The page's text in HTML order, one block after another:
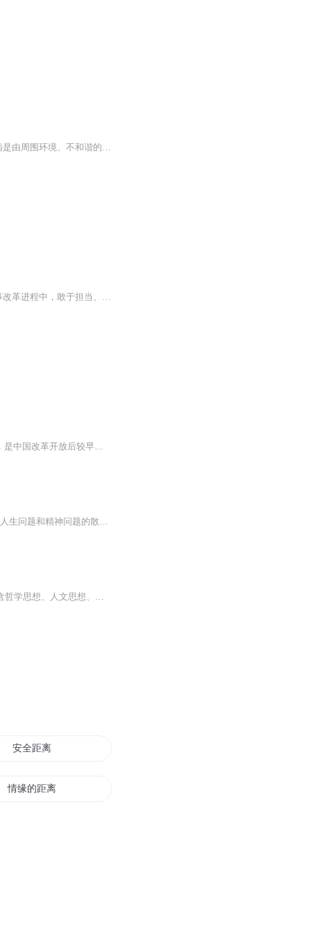
世界卫生组织对“健康”的定义包括身体健康、心理健康和和谐的人际关系。事实上，很多疾病是由周围环境、不和谐的人际关系和心理原因造成的。心身医学已经变得越来越重要。想要健康吗？从了解人性，了解人体出发吧~~ 德国霍夫曼医生，医学博士，资深全科...
小说以新型军人不为人知的成长过程为内容，生动讲述了以贺天高为代表的“四有”军人在军事改革进程中，敢于担当、勇于牺牲，积极破除军事训练积弊，带领官兵瞄准战场，最终在战区陆军组织的一场从未有过的实战演习中以少胜多，并成功粉碎了境外暴恐势力企...
周国平，（1945年7月25日－），中国学者、作家，现为中国社会科学院哲学研究所研究员，是中国改革开放后较早研究尼采的学者。但他成名则因为他的散文。中国社会科学院哲学研究所研究员。在尼采研究方面颇有建树。但他成名则因为他的散文。1945年生于上海，1967年毕业于北京大学哲学系，1981年毕业于中国社会科学院研究生院哲学系。着有学术专着《尼采：在世纪的转折点上》《尼采与形而上学》，散文集《守望的距离》《各自的朝圣路》《安静》《善良·丰富·高贵》《生命的品质》，纪实作品《妞妞：一个父亲的札记》《岁月与性情——我的心灵自传》《偶尔远行》《宝贝，宝贝》，随感集《人与永恒》《风中的纸屑》《内在的从容》《把心安顿好》，诗集《忧伤的情欲》等。
《守望的距离》出自于当代著名哲学家，学者，作家，周国平。 这是一本关于作者所思考的人生问题和精神问题的散文集，这是一本对生活充满热爱的散文集，这是许多人的哲学启蒙……
《守望的距离》是周国平1983年至1995年4月所写散文的结集，收入了散文十四辑，内容包含哲学思想、人文思想、人生寓言等，其中充满了人生的智慧和哲学的魅力，融理性与激情于一体，笔调清新自然，内涵睿智深刻。虽然是上个世纪的作品，今日读来，这些散文作...
安全距离
情缘的距离